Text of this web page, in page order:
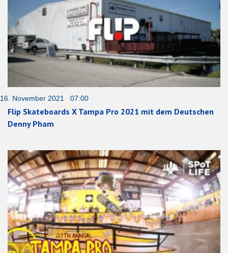
16. November 2021 07:00
Flip Skateboards X Tampa Pro 2021 mit dem Deutschen
Denny Pham